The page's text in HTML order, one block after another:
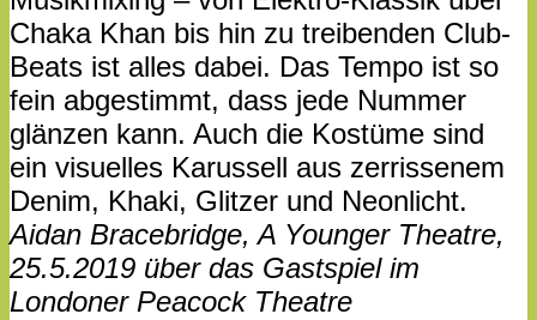
Chaka Khan bis hin zu treibenden Club-
Beats ist alles dabei. Das Tempo ist so
fein abgestimmt, dass jede Nummer
glänzen kann. Auch die Kostüme sind
ein visuelles Karussell aus zerrissenem
Denim, Khaki, Glitzer und Neonlicht.
Aidan Bracebridge, A Younger Theatre,
25.5.2019 über das Gastspiel im
Londoner Peacock Theatre